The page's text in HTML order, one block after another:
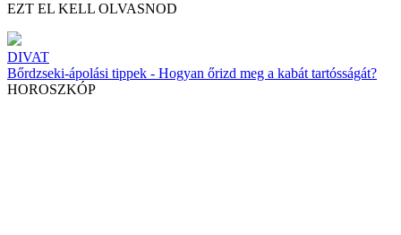
EZT EL KELL OLVASNOD
DIVAT
Bőrdzseki-ápolási tippek - Hogyan őrizd meg a kabát tartósságát?
HOROSZKÓP